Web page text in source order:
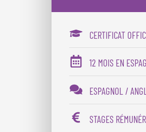
CERTIFICAT
12 MOIS EN
ESPAGNOL /
STAGES